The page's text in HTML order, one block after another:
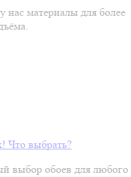
нас материалы для более
Что выбрать?
выбор обоев для любого